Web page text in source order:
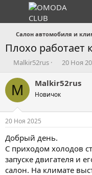
Салон автомобиля и
Плохо работает
А
т
о
т
е
м
ы
Malkir52rus
Д
т
а
20 Ноя
M Malkir52rus
Новичок
20 Ноя 2025
Добрый день.
С приходом холодов
запуске двигателя и
салон. На климате